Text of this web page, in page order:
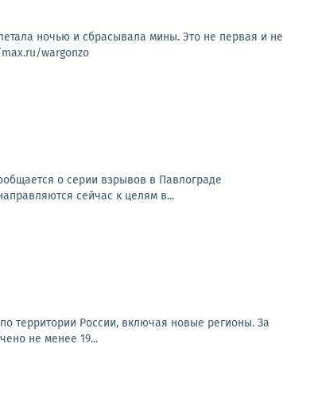
ночью и сбрасывала мины. Это не первая и не
wargonzo
о серии взрывов в Павлограде
сейчас к целям в...
территории России, включая новые регионы. За
не менее 19...